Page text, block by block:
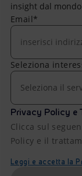
insight dal
Email*
Seleziona
Seleziona il
Privacy Policy e
Clicca sul
Policy e il
Leggi e accetta la